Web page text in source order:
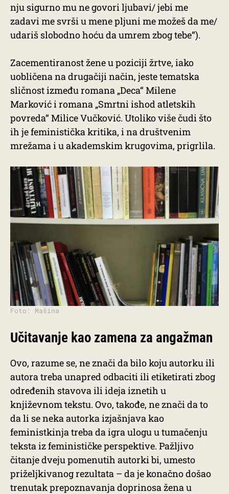
nju sigurno mu ne govori ljubavi/ jebi me
zadavi me svrši u mene pljuni me možeš da me/
udariš slobodno hoću da umrem zbog tebe“).
Zacementiranost žene u poziciji žrtve, iako
uobličena na drugačiji način, jeste tematska
sličnost između romana „Deca“ Milene
Marković i romana „Smrtni ishod atletskih
povreda“ Milice Vučković. Utoliko više čudi što
ih je feministička kritika, i na društvenim
mrežama i u akademskim krugovima, prigrlila.
Foto: Mašina
Učitavanje kao zamena za angažman
Ovo, razume se, ne znači da bilo koju autorku ili
autora treba unapred odbaciti ili etiketirati zbog
određenih stavova ili ideja iznetih u
književnom tekstu. Ovo, takođe, ne znači da to
da li se neka autorka izjašnjava kao
feministkinja treba da igra ulogu u tumačenju
teksta iz feminističke perspektive. Pažljivo
čitanje dveju pomenutih autorki bi, umesto
priželjkivanog rezultata – da je konačno došao
trenutak prepoznavanja doprinosa žena u